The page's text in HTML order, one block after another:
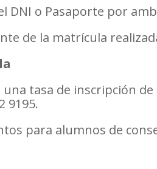
DNI o Pasaporte por
de la matrícula
una tasa de inscripción
9195.
para alumnos de